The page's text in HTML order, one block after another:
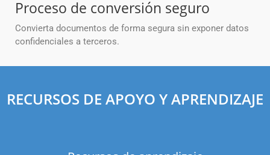
Proceso de conversión seguro
Convierta documentos de forma segura sin exponer datos
confidenciales a terceros.
RECURSOS DE APOYO Y APRENDIZAJE